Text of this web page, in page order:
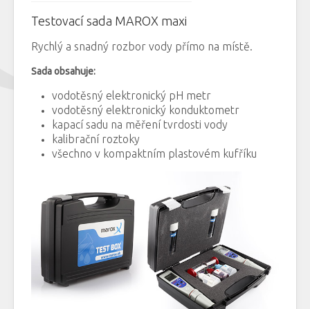
Testovací sada MAROX maxi
Rychlý a snadný rozbor vody přímo na místě.
Sada obsahuje:
vodotěsný elektronický pH metr
vodotěsný elektronický konduktometr
kapací sadu na měření tvrdosti vody
kalibrační roztoky
všechno v kompaktním plastovém kufříku